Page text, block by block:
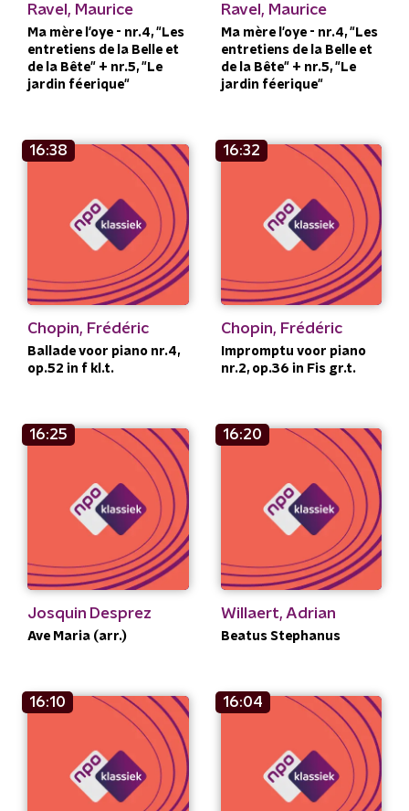
Ravel, Maurice
Ma mère l'oye - nr.4, "Les
entretiens de la Belle et
de la Bête" + nr.5, "Le
jardin féerique"
Ravel, Maurice
Ma mère l'oye - nr.4, "Les
entretiens de la Belle et
de la Bête" + nr.5, "Le
jardin féerique"
16:38
Chopin, Frédéric
Ballade voor piano nr.4,
op.52 in f kl.t.
16:32
Chopin, Frédéric
Impromptu voor piano
nr.2, op.36 in Fis gr.t.
16:25
Josquin Desprez
Ave Maria (arr.)
16:20
Willaert, Adrian
Beatus Stephanus
16:10 16:04